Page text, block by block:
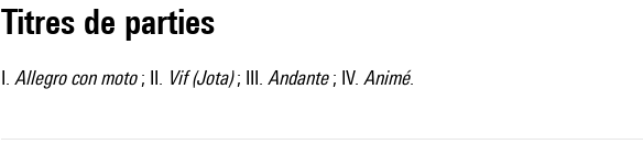
Titres de parties
I. Allegro con moto; II. Vif (Jota); III. Andante; IV. Animé.